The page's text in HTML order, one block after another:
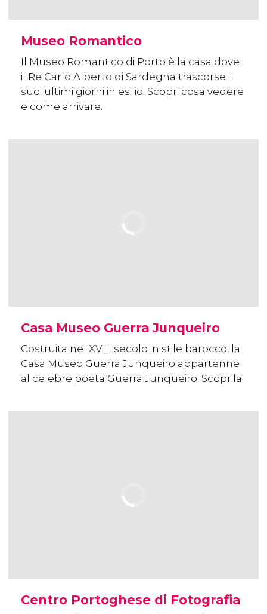
Museo Romantico
Il Museo Romantico di Porto è la casa dove
il Re Carlo Alberto di Sardegna trascorse i
suoi ultimi giorni in esilio. Scopri cosa vedere
e come arrivare.
Casa Museo Guerra Junqueiro
Costruita nel XVIII secolo in stile barocco, la
Casa Museo Guerra Junqueiro appartenne
al celebre poeta Guerra Junqueiro. Scoprila.
Centro Portoghese di Fotografia